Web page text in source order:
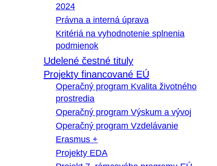
2024
Právna a interná úprava
Kritériá na vyhodnotenie splnenia
podmienok
Udelené čestné tituly
Projekty financované EÚ
Operačný program Kvalita životného
prostredia
Operačný program Výskum a vývoj
Operačný program Vzdelávanie
Erasmus +
Projekty EDA